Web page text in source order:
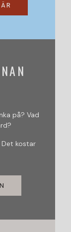
på? Vad
kostar